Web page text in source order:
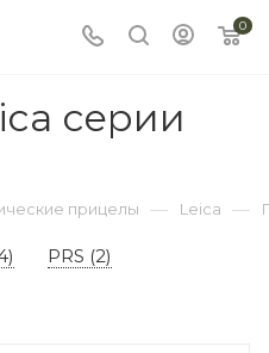
0
серии
прицелы — Leica —
PRS (2)